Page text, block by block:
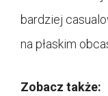
bardziej
na płaskim
Zobacz także: